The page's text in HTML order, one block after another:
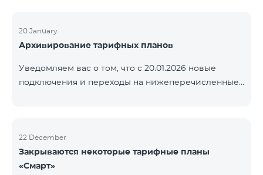
только в тех регионах, где их трансляция является
обязательной. Данные изменения реализуются в
телевизионной платформы и полностью
соответствуют нормам местного вещания.
20 January
Архивирование тарифных планов
Уведомляем вас о том, что с 20.01.2026 новые
подключения и переходы на нижеперечисленные
22 December
Закрываются некоторые тарифные планы
«Смарт»